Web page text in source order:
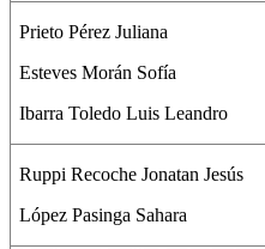
Prieto Pérez Juliana
Esteves Morán Sofía
Ibarra Toledo Luis Leandro
Ruppi Recoche Jonatan Jesús
López Pasinga Sahara